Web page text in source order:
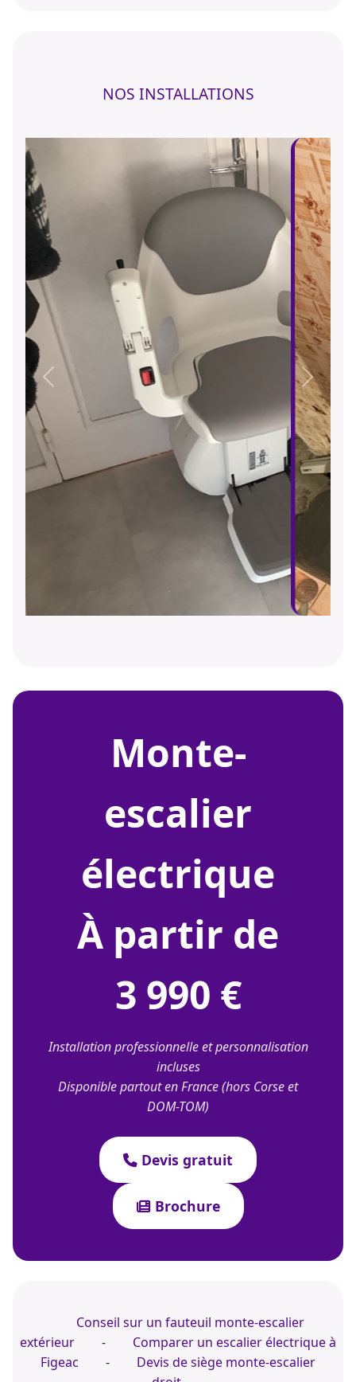
NOS INSTALLATIONS
Précédent Suivant
monte-
escalier
électrique
À partir de
3 990 €
Installation professionnelle et personnalisation
incluses
Disponible partout en France (hors Corse et
DOM-TOM)
Devis gratuit
Brochure
Conseil sur un fauteuil monte-escalier
extérieur
-
Comparer un escalier électrique à
Figeac
-
Devis de siège monte-escalier